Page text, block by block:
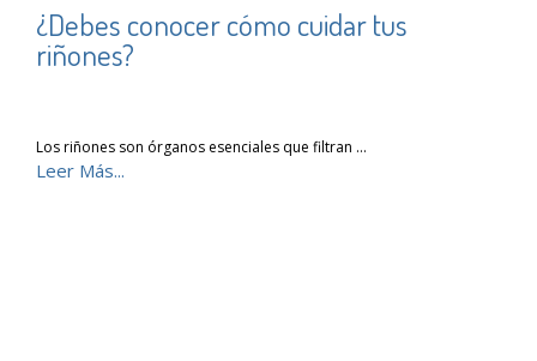
¿Debes conocer cómo cuidar tus
riñones?
Los riñones son órganos esenciales que filtran …
Leer Más...